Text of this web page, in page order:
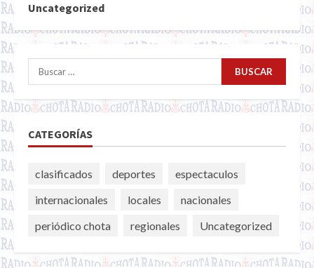
Uncategorized
Buscar:
CATEGORÍAS
clasificados deportes
espectaculos
internacionales
locales
nacionales
periódico chota
regionales Uncategorized